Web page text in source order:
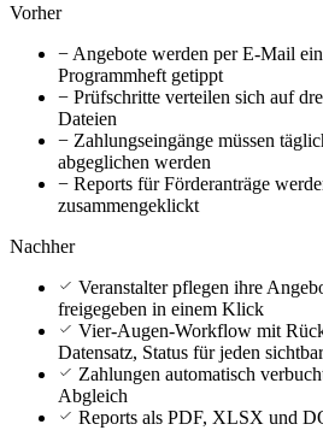
Vorher
− Angebote werden per E-Mail
Programmheft getippt
− Prüfschritte verteilen sich auf
Dateien
− Zahlungseingänge müssen
abgeglichen werden
− Reports für Förderanträge
zusammengeklickt
Nachher
Veranstalter pflegen ihre
freigegeben in einem Klick
Vier-Augen-Workflow mit
Datensatz, Status für jeden sichtbar
Zahlungen automatisch
Abgleich
Reports als PDF, XLSX und